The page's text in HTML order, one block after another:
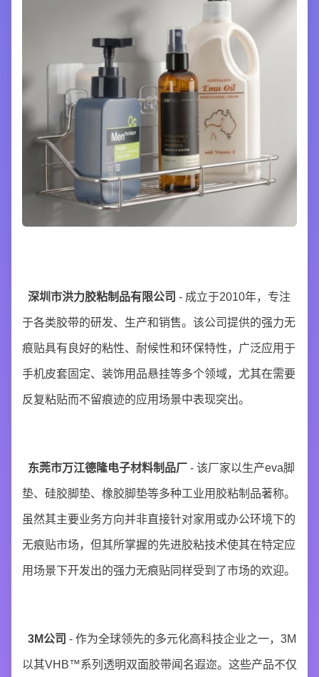
深圳市洪力胶粘制品有限公司 - 成立于2010年，专注
于各类胶带的研发、生产和销售。该公司提供的强力无
痕贴具有良好的粘性、耐候性和环保特性，广泛应用于
手机皮套固定、装饰用品悬挂等多个领域，尤其在需要
反复粘贴而不留痕迹的应用场景中表现突出。
东莞市万江德隆电子材料制品厂 - 该厂家以生产eva脚
垫、硅胶脚垫、橡胶脚垫等多种工业用胶粘制品著称。
虽然其主要业务方向并非直接针对家用或办公环境下的
无痕贴市场，但其所掌握的先进胶粘技术使其在特定应
用场景下开发出的强力无痕贴同样受到了市场的欢迎。
3M公司 - 作为全球领先的多元化高科技企业之一，3M
以其VHB™系列透明双面胶带闻名遐迩。这些产品不仅